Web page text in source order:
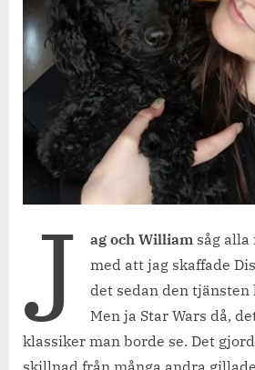
J ag och William såg
med att jag skaffade
det sedan den tjänsten
Men ja Star Wars då,
klassiker man borde se. Det
skillnad från många andra